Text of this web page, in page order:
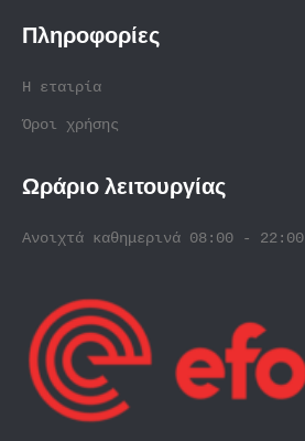
Πληροφορίες
Η εταιρία
Όροι χρήσης
Ωράριο λειτουργίας
Ανοιχτά καθημερινά 08:00 - 22:00